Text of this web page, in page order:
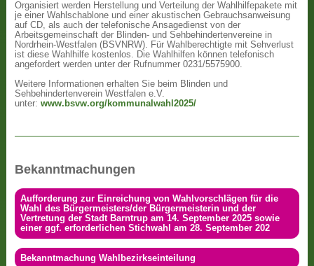
Organisiert werden Herstellung und Verteilung der Wahlhilfepakete mit
je einer Wahlschablone und einer akustischen Gebrauchsanweisung
auf CD, als auch der telefonische Ansagedienst von der
Arbeitsgemeinschaft der Blinden- und Sehbehindertenvereine in
Nordrhein-Westfalen (BSVNRW). Für Wahlberechtigte mit Sehverlust
ist diese Wahlhilfe kostenlos. Die Wahlhilfen können telefonisch
angefordert werden unter der Rufnummer 0231/5575900.
Weitere Informationen erhalten Sie beim Blinden und
Sehbehindertenverein Westfalen e.V.
unter:www.bsvw.org/kommunalwahl2025/
Bekanntmachungen
Aufforderung zur Einreichung von Wahlvorschlägen für die
Wahl des Bürgermeisters/der Bürgermeisterin und der
Vertretung der Stadt Barntrup am 14. September 2025 sowie
einer ggf. erforderlichen Stichwahl am 28. September 202
Bekanntmachung Wahlbezirkseinteilung